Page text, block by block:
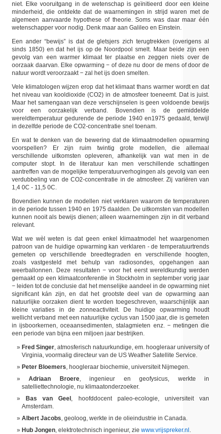
niet. Elke vooruitgang in de wetenschap is geïnitieerd door een kleine
minderheid, die ontdekte dat de waarnemingen in strijd waren met de
algemeen aanvaarde hypothese of theorie. Soms was daar maar één
wetenschapper voor nodig. Denk maar aan Galileo en Einstein.
Een ander “bewijs” is dat de gletsjers zich terugtrekken (overigens al
sinds 1850) en dat het ijs op de Noordpool smelt. Maar beide zijn een
gevolg van een warmer klimaat ter plaatse en zeggen niets over de
oorzaak daarvan. Elke opwarming − of deze nu door de mens of door de
natuur wordt veroorzaakt − zal het ijs doen smelten.
Vele klimatologen wijzen erop dat het klimaat thans warmer wordt en dat
het niveau van kooldioxide (CO2) in de atmosfeer toeneemt. Dat is juist.
Maar het samengaan van deze verschijnselen is geen voldoende bewijs
voor een oorzakelijk verband. Bovendien is de gemiddelde
wereldtemperatuur gedurende de periode 1940 en1975 gedaald, terwijl
in dezelfde periode de CO2-concentratie snel toenam.
En wat te denken van de bewering dat de klimaatmodellen opwarming
voorspellen? Er zijn ruim twintig grote modellen, die allemaal
verschillende uitkomsten opleveren, afhankelijk van wat men in de
computer stopt. In de literatuur kan men verschillende schattingen
aantreffen van de mogelijke temperatuurverhogingen als gevolg van een
verdubbeling van de CO2-concentratie in de atmosfeer. Zij variëren van
1,4 0C - 11,5 0C.
Bovendien kunnen de modellen niet verklaren waarom de temperaturen
in de periode tussen 1940 en 1975 daalden. De uitkomsten van modellen
kunnen nooit als bewijs dienen; alleen waarnemingen zijn in dit verband
relevant.
Wat we wèl weten is dat geen enkel klimaatmodel het waargenomen
patroon van de huidige opwarming kan verklaren - de temperatuurtrends
gemeten op verschillende breedtegraden en verschillende hoogten,
zoals vastgesteld met behulp van radiosondes, opgehangen aan
weerballonnen. Deze resultaten − voor het eerst wereldkundig werden
gemaakt op een klimaatconferentie in Stockholm in september vorig jaar
− leiden tot de conclusie dat het menselijke aandeel in de opwarming niet
significant kán zijn, en dat het grootste deel van de opwarming aan
natuurlijke oorzaken dient te worden toegeschreven, waarschijnlijk aan
kleine variaties in de zonneactiviteit. De huidige opwarming houdt
wellicht verband met een natuurlijke cyclus van 1500 jaar, die is gemeten
in ijsboorkernen, oceaansedimenten, stalagmieten enz. − metingen die
een periode van bijna een miljoen jaar bestrijken.
Fred Singer, atmosferisch natuurkundige, em. hoogleraar university of
Virginia, voormalig directeur van de US Weather Satellite Service.
Peter Bloemers, hoogleraar biochemie, universiteit Nijmegen.
Adriaan Broere, ingenieur en geofysicus, werkte in
satelliettechnologie, nu klimaatonderzoeker.
Bas van Geel , hoofddocent paleo-ecologie, universiteit van
Amsterdam.
Albert Jacobs, geoloog, werkte in de olieindustrie in Canada.
Hub Jongen, elektrotechnisch ingenieur, zie www.vrijspreker.nl .